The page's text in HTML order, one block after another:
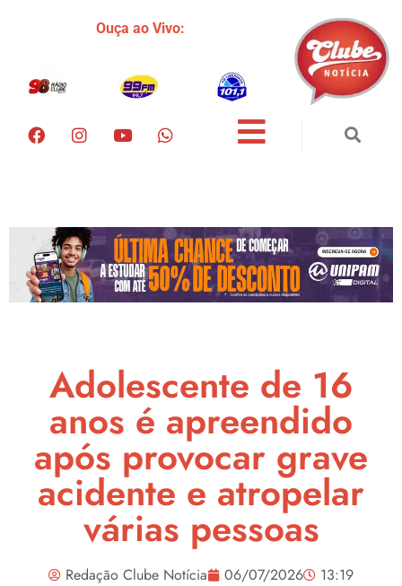
Ouça ao Vivo:
Adolescente de 16
anos é apreendido
após provocar grave
acidente e atropelar
várias pessoas
Redação Clube Notícia 06/07/2026
13:19